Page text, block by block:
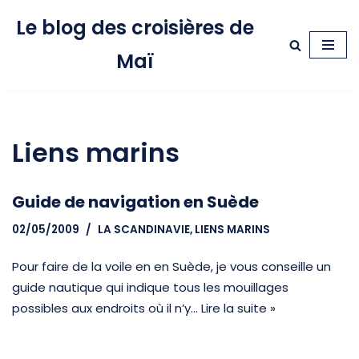
Le blog des croisières de
Maï
Liens marins
Guide de navigation en Suède
02/05/2009 LA SCANDINAVIE, LIENS MARINS
Pour faire de la voile en en Suède, je vous conseille un
guide nautique qui indique tous les mouillages
possibles aux endroits où il n’y… Lire la suite »